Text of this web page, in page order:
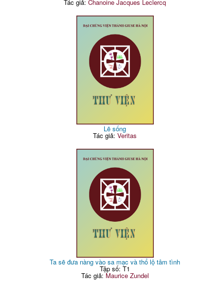
Tác giả:Chanoine Jacques Leclercq
Lẽ sống
Tác giả:Veritas
Ta sẽ đưa nàng vào sa mạc và thổ lộ tâm tình
Tập số: T1
Tác giả:Maurice Zundel